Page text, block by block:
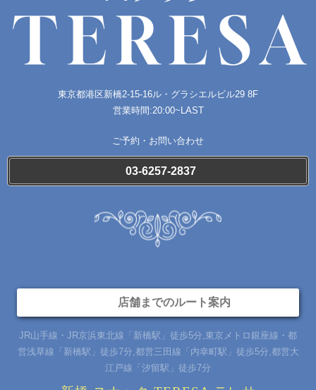
東京都港区新橋2-15-16ル・​グラシエルビル29 8F
営業時間:20:00~LAST
ご予約・お問い合わせ
03-6257-2837
店舗までのルート案内
JR山手線・JR京浜東北線「新橋駅」徒歩5分,東京メトロ銀座線・都
営浅草線「新橋駅」徒歩7分,都営三田線「内幸町駅」徒歩5分,都営大
江戸線「汐留駅」徒歩7分